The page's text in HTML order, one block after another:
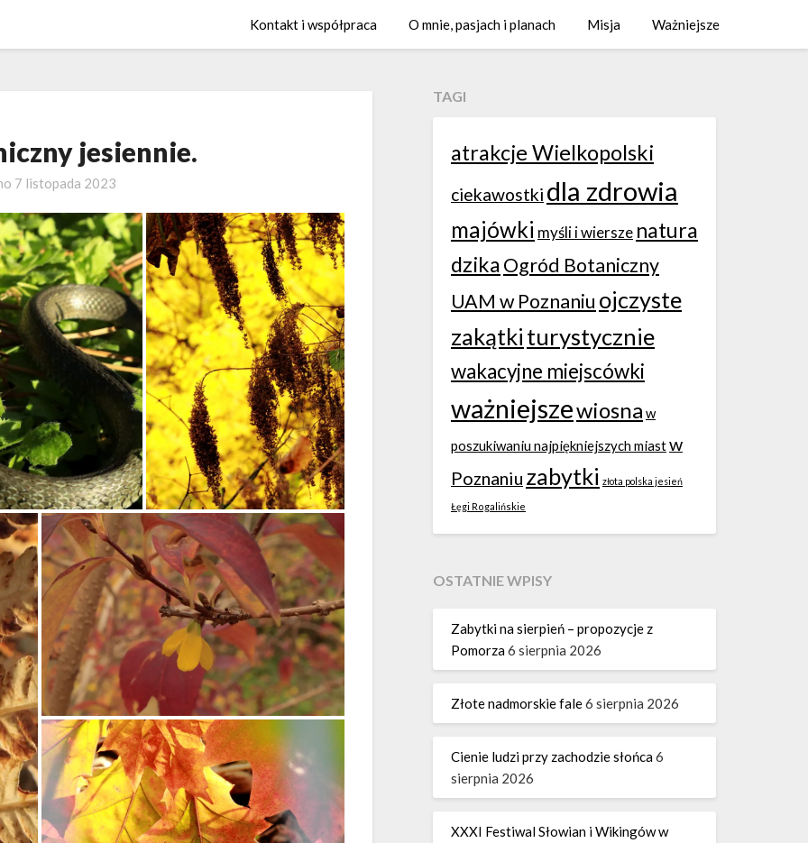
Kontakt i współpraca O mnie, pasjach i planach Misja Ważniejsze
jesiennie.
7 listopada 2023
TAGI
atrakcje Wielkopolski
ciekawostki dla zdrowia
majówki myśli i wiersze natura
dzikaOgród Botaniczny
UAM w Poznaniu ojczyste
zakątki turystycznie
wakacyjne miejscówki
ważniejszewiosna w
poszukiwaniu najpiękniejszych miastw
Poznaniu zabytki złota polska jesień
Łęgi Rogalińskie
OSTATNIE WPISY
Zabytki na sierpień – propozycje z
Pomorza6 sierpnia 2026
Złote nadmorskie fale6 sierpnia 2026
Cienie ludzi przy zachodzie słońca6
sierpnia 2026
XXXI Festiwal Słowian i Wikingów w